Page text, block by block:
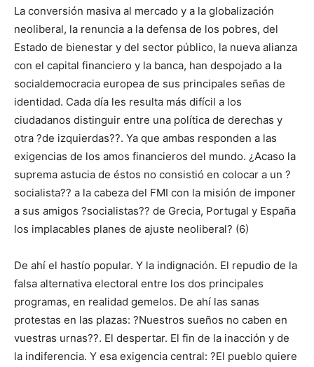
La conversión masiva al mercado y a la globalización
neoliberal, la renuncia a la defensa de los pobres, del
Estado de bienestar y del sector público, la nueva alianza
con el capital financiero y la banca, han despojado a la
socialdemocracia europea de sus principales señas de
identidad. Cada día les resulta más difícil a los
ciudadanos distinguir entre una política de derechas y
otra ?de izquierdas??. Ya que ambas responden a las
exigencias de los amos financieros del mundo. ¿Acaso la
suprema astucia de éstos no consistió en colocar a un ?
socialista?? a la cabeza del FMI con la misión de imponer
a sus amigos ?socialistas?? de Grecia, Portugal y España
los implacables planes de ajuste neoliberal? (6)
De ahí el hastío popular. Y la indignación. El repudio de la
falsa alternativa electoral entre los dos principales
programas, en realidad gemelos. De ahí las sanas
protestas en las plazas: ?Nuestros sueños no caben en
vuestras urnas??. El despertar. El fin de la inacción y de
la indiferencia. Y esa exigencia central: ?El pueblo quiere